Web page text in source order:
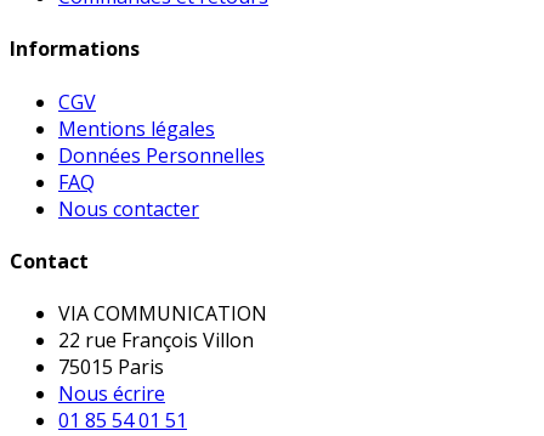
Informations
CGV
Mentions légales
Données Personnelles
FAQ
Nous contacter
Contact
VIA COMMUNICATION
22 rue François Villon
75015 Paris
Nous écrire
01 85 54 01 51